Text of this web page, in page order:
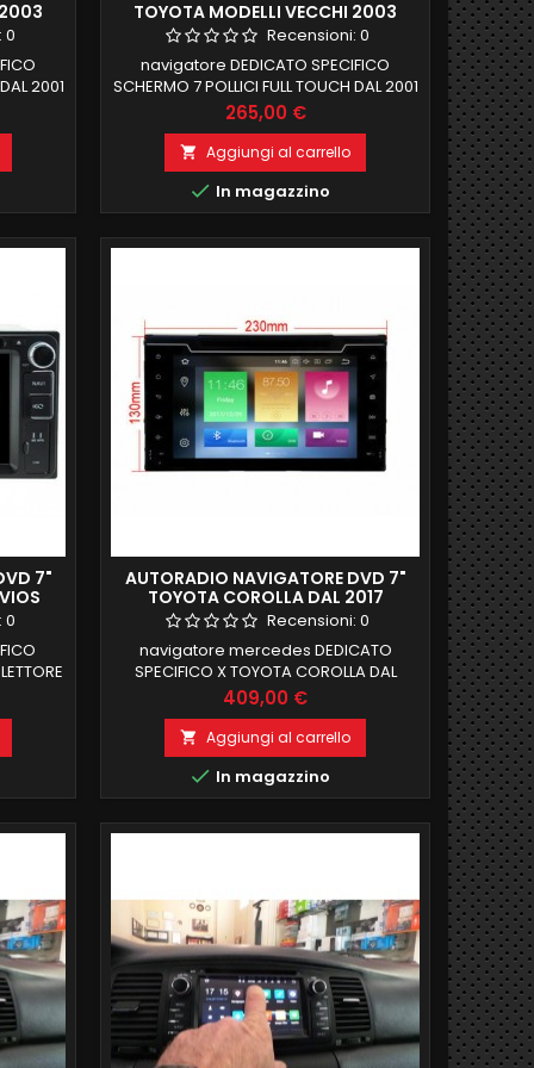
0
2001
2
TOYOTA MODELLI VECCHI 2003
-2011 ANDROID 6.0 1GB RAM
CHEAPER
Recensioni:0
navigatore DEDICATO SPECIFICO
SCHERMO 7 POLLICI FULL TOUCH DAL 2001
AL 2010 RAV4, COROLLA, VIOS,
LANDCRUISER, HILUX, PRADO, TERIOS 1 GB
RAM 16 GB ROM ANDROID 6.0 FUNZIONE
MIRRORLINK COMPATIBILE MODULO
DAB+WIFI INTEGRATO BLUETOOTH
INTEGRATO ingresso camera e aux
Prezzo
265,00 €
 Aggiungi al carrello
 In magazzino
7"
ROM
0
2007)
E
ROM
AUTORADIO NAVIGATORE DVD 7"
TOYOTA COROLLA DAL 2017
ANDROID 9 2GB RAM 32 GB ROM
OCTACORE
Recensioni:0
navigatore mercedes DEDICATO
SPECIFICO X TOYOTA COROLLA DAL
2017android 9 , il MIGLIORE MODELLO IN
COMMERCIO2 GB RAM 32 GB ROM
FUNZIONE MIRRORLINK WIFI
INTEGRATO BLUETOOTH INTEGRATO
ingresso camera e aux
Prezzo
409,00 €
 Aggiungi al carrello
 In magazzino